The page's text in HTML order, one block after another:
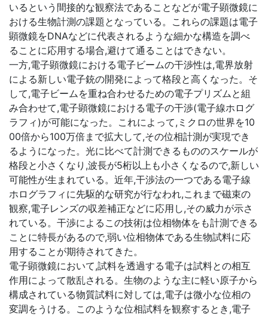
いるという間接的な観察法であることなどが電子顕微鏡に
おける生物計測の課題となっている。これらの課題は電子
顕微鏡をDNAなどに代表されるような細かな構造を調べ
ることに応用する場合,避けて通ることはできない。
一方,電子顕微鏡における電子ビームの干渉性は,電界放射
による新しい電子銃の開発によって格段と高くなった。そ
して,電子ビームを重ね合わせるための電子プリズムと組
み合わせて,電子顕微鏡における電子の干渉(電子線ホログ
ラフィ)が可能になった。これによって,ミクロの世界を10
00倍から100万倍まで拡大して,その位相計測が実現でき
るようになった。光に比べて計測できるもののスケールが
格段と小さくなり,波長が5桁以上も小さくなるので,新しい
可能性が生まれている。近年,干渉法の一つである電子線
ホログラフィに先駆的な研究が行なわれ,これまで磁束の
観察,電子レンズの収差補正などに応用し,その威力が示さ
れている。干渉によるこの技術は位相物体をも計測できる
ことに特長があるので,弱い位相物体である生物試料に応
用することが期待されてきた。
電子顕微鏡において,試料を透過する電子は試料との相互
作用によって散乱される。生物のような主に軽い原子から
構成されている物質試料に対しては,電子は微小な位相の
変調をうける。このような位相試料を観察するとき,電子